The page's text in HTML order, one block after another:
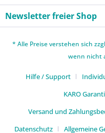
Newsletter freier Shop
* Alle Preise verstehen sich
wenn nicht
Hilfe / Support
KARO
Versand und
Datenschutz
Allgemeine